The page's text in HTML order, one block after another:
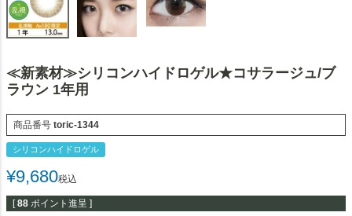
≪新素材≫シリコンハイドロゲル★コサラージュ/ブ
ラウン 1年用
商品番号 toric-1344
シリコンハイドロゲル
¥9,680税込
[ 88 ポイント進呈 ]